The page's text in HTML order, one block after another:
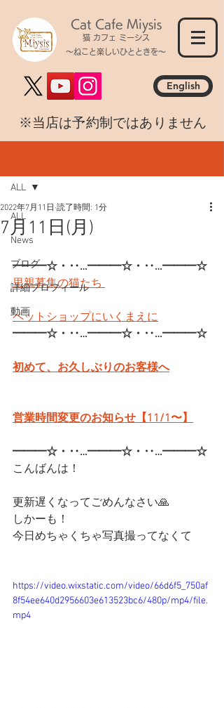
Cat Cafe Miysis
猫 カフェ ミーシス
～ねこと楽しいひとときを～
English
​※当店は予約制ではありません
ALL
News
ブログ
詳細プロフィール
動画
ALL
7月11日(月)
2022年7月11日 読了時間: 1分
━━━☆・‥…━━━☆・‥…━━━☆
里親募集の猫たち
ペットショップにいくまえに
━━━☆・‥…━━━☆・‥…━━━☆
初めて、お久しぶりのお客様へ
営業時間変更のお知らせ【11/1〜】
━━━☆・‥…━━━☆・‥…━━━☆
こんばんは！
更新遅くなってごめんなさい🙏
しかーも！
今日めちゃくちゃ写真撮ってなくて
https://video.wixstatic.com/video/66d6f5_750af
8f54ee640d2956603e613523bc6/480p/mp4/file.
mp4